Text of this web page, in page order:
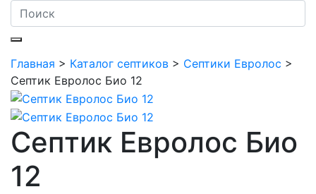
Главная > Каталог септиков > Септики Евролос >
Септик Евролос Био 12
Септик Евролос Био
12